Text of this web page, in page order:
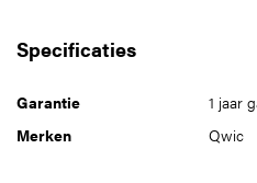
Specificaties
Garantie
1 jaar
Merken
Qwic